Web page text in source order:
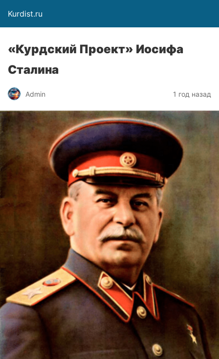
Kurdist.ru
«Курдский Проект» Иосифа
Сталина
Admin 1 год назад